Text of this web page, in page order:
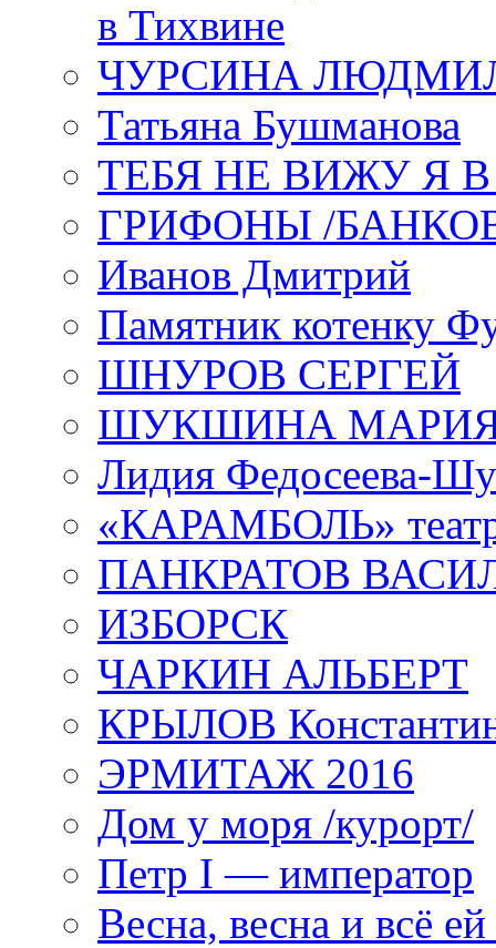
в Тихвине
ЧУРСИНА
Татьяна Бушманова
ТЕБЯ НЕ ВИЖУ Я
ГРИФОНЫ /
Иванов Дмитрий
Памятник котенку
ШНУРОВ СЕРГЕЙ
ШУКШИНА
Лидия Федосеева-
«КАРАМБОЛЬ»
ПАНКРАТОВ
ИЗБОРСК
ЧАРКИН АЛЬБЕРТ
КРЫЛОВ
ЭРМИТАЖ 2016
Дом у моря /курорт/
Петр I — император
Весна, весна и всё